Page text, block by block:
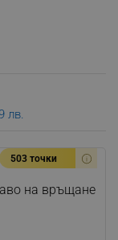
лв.
503 точки
на връщане